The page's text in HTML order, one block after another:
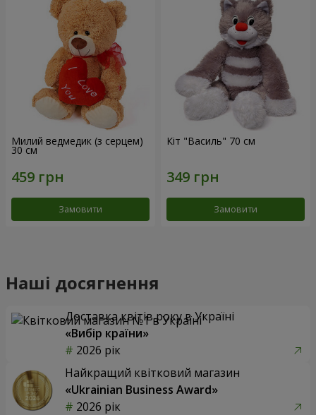
Милий ведмедик (з серцем)
30 см
Замовити
Кіт "Василь" 70 см
Замовити
Наші досягнення
Доставка квітів року в Україні
«Вибір країни»
2026 рік
Найкращий квітковий магазин
«Ukrainian Business Award»
2026 рік